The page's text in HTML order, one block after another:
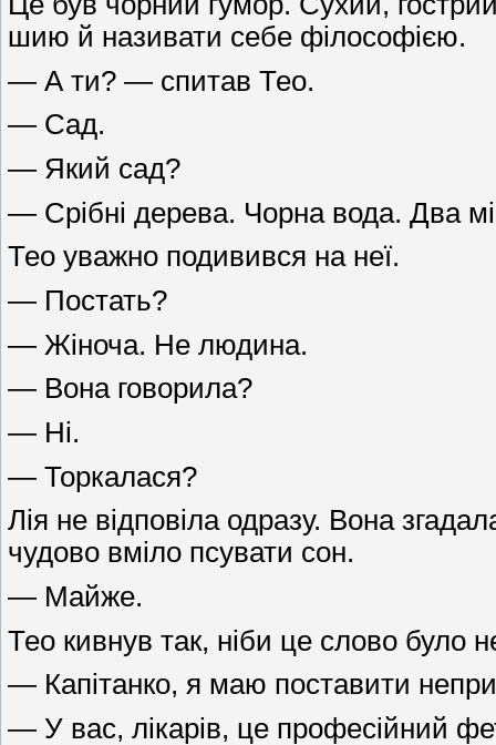
шию й називати себе філософією.
— А ти? — спитав Тео.
— Сад.
— Який сад?
— Срібні дерева. Чорна вода. Два
Тео уважно подивився на неї.
— Постать?
— Жіноча. Не людина.
— Вона говорила?
— Ні.
— Торкалася?
Лія не відповіла одразу. Вона
чудово вміло псувати сон.
— Майже.
Тео кивнув так, ніби це слово було
— Капітанко, я маю поставити
— У вас, лікарів, це професійний